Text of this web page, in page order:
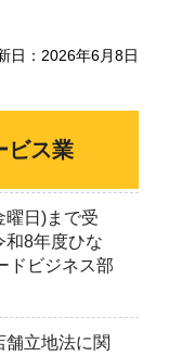
日：2026年6月8日
ビス業
曜日)まで受
和8年度ひな
ドビジネス部
舗立地法に関